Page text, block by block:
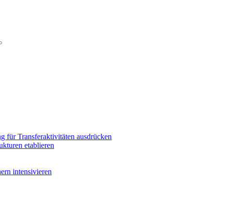
für Transferaktivitäten ausdrücken
etablieren
intensivieren